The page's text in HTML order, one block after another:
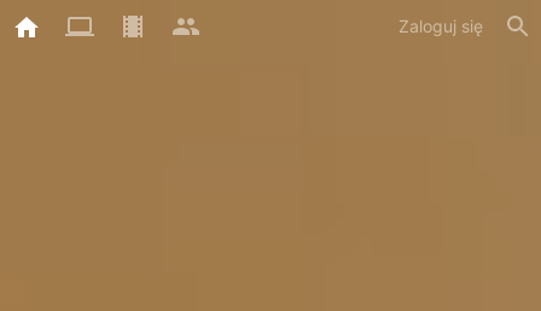
Zaloguj się